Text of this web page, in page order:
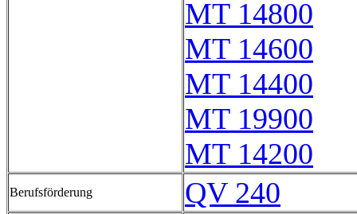
MT 14800
MT 14600
MT 14400
MT 19900
MT 14200
Berufsförderung QV 240